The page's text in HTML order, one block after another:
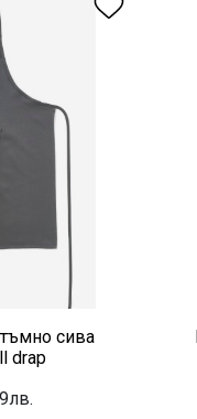
сива
drap